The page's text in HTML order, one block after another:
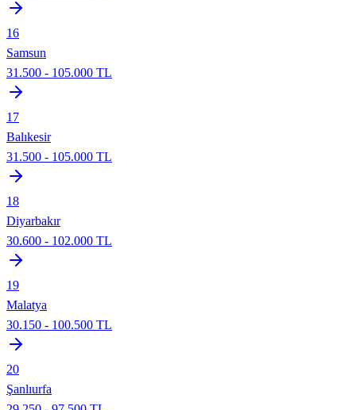
16
Samsun
31.500 - 105.000 TL
17
Balıkesir
31.500 - 105.000 TL
18
Diyarbakır
30.600 - 102.000 TL
19
Malatya
30.150 - 100.500 TL
20
Şanlıurfa